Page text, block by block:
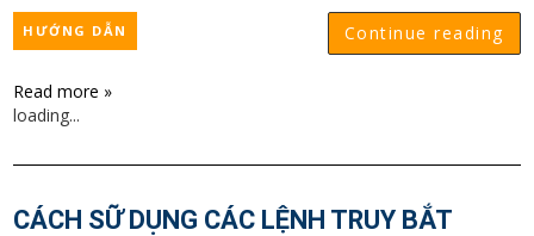
Continue reading
HƯỚNG DẪN
Read more »
loading...
CÁCH SỮ DỤNG CÁC LỆNH TRUY BẮT